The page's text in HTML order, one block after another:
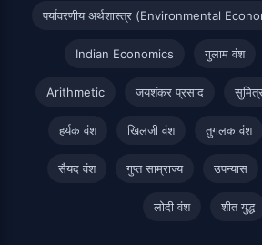
पर्यावरणीय अर्थशास्त्र (Environmental
Indian Economics गुलाम वंश
Arithmetic जयशंकर प्रसाद
हर्यक वंश खिलजी वंश तुगलक वंश
सैयद वंश गुप्त साम्राज्य उपन्यास
लोदी वंश शीत युद्ध